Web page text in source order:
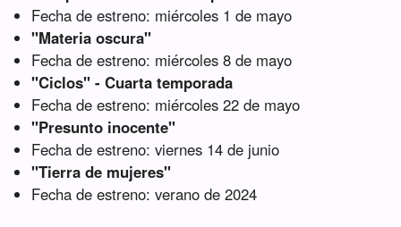
Fecha de estreno: miércoles 1 de mayo
"Materia oscura"
Fecha de estreno: miércoles 8 de mayo
"Ciclos" - Cuarta temporada
Fecha de estreno: miércoles 22 de mayo
"Presunto inocente"
Fecha de estreno: viernes 14 de junio
"Tierra de mujeres"
Fecha de estreno: verano de 2024